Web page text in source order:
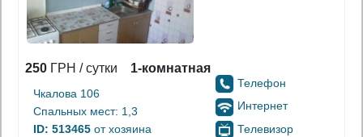
250 ГРН / сутки 1-комнатная
Чкалова 106
Спальных мест: 1,3
ID: 513465 от хозяина
Телефон
Интернет
Телевизор